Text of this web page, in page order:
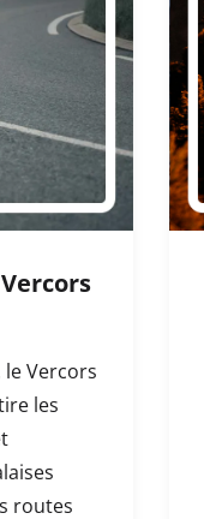
Vercors
les
routes